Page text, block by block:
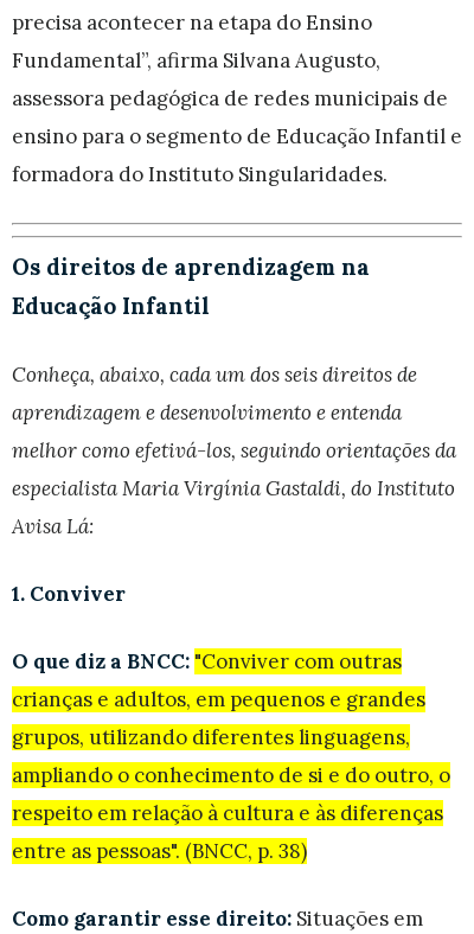
precisa acontecer na etapa do Ensino
Fundamental”, afirma Silvana Augusto,
assessora pedagógica de redes municipais de
ensino para o segmento de Educação Infantil e
formadora do Instituto Singularidades.
Os direitos de aprendizagem na
Educação Infantil
Conheça, abaixo, cada um dos seis direitos de
aprendizagem e desenvolvimento e entenda
melhor como efetivá-los, seguindo orientações da
especialista Maria Virgínia Gastaldi, do Instituto
Avisa Lá:
1. Conviver
O que diz a BNCC: "Conviver com outras
crianças e adultos, em pequenos e grandes
grupos, utilizando diferentes linguagens,
ampliando o conhecimento de si e do outro, o
respeito em relação à cultura e às diferenças
entre as pessoas". (BNCC, p. 38)
Como garantir esse direito: Situações em